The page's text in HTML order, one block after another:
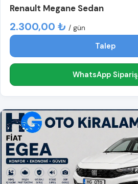
Renault Megane Sedan
2.300,00 ₺ / gün
Talep
WhatsApp Sipariş